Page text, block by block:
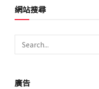
網站搜尋
廣告